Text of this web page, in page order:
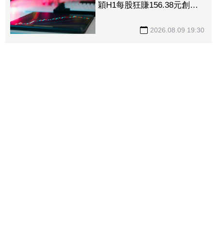
穎H1每股狂賺156.38元創同
2026.08.09 19:30